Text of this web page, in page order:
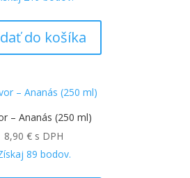
do košíka
– Ananás (250 ml)
8,90€ s DPH
89 bodov.